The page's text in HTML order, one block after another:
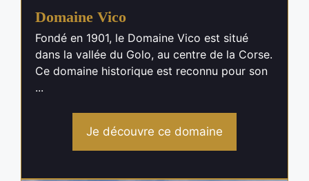
Domaine Vico
Fondé en 1901, le Domaine Vico est situé
dans la vallée du Golo, au centre de la Corse.
Ce domaine historique est reconnu pour son
...
Je découvre ce domaine